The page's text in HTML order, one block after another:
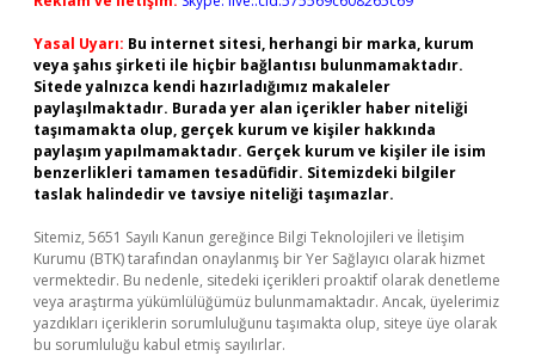
Yasal Uyarı: Bu internet sitesi, herhangi bir marka, kurum
veya şahıs şirketi ile hiçbir bağlantısı bulunmamaktadır.
Sitede yalnızca kendi hazırladığımız makaleler
paylaşılmaktadır. Burada yer alan içerikler haber niteliği
taşımamakta olup, gerçek kurum ve kişiler hakkında
paylaşım yapılmamaktadır. Gerçek kurum ve kişiler ile isim
benzerlikleri tamamen tesadüfidir. Sitemizdeki bilgiler
taslak halindedir ve tavsiye niteliği taşımazlar.
Sitemiz, 5651 Sayılı Kanun gereğince Bilgi Teknolojileri ve İletişim
Kurumu (BTK) tarafından onaylanmış bir Yer Sağlayıcı olarak hizmet
vermektedir. Bu nedenle, sitedeki içerikleri proaktif olarak denetleme
veya araştırma yükümlülüğümüz bulunmamaktadır. Ancak, üyelerimiz
yazdıkları içeriklerin sorumluluğunu taşımakta olup, siteye üye olarak
bu sorumluluğu kabul etmiş sayılırlar.